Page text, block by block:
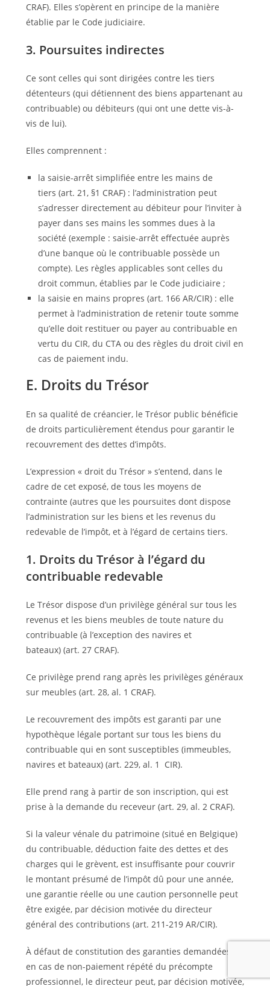
CRAF). Elles s’opèrent en principe de la manière
établie par le Code judiciaire.
3. Poursuites indirectes
Ce sont celles qui sont dirigées contre les tiers
détenteurs (qui détiennent des biens appartenant au
contribuable) ou débiteurs (qui ont une dette vis-à-
vis de lui).
Elles comprennent :
la saisie-arrêt simplifiée entre les mains de
tiers (art. 21, §1 CRAF) : l’administration peut
s’adresser directement au débiteur pour l’inviter à
payer dans ses mains les sommes dues à la
société (exemple : saisie-arrêt effectuée auprès
d’une banque où le contribuable possède un
compte). Les règles applicables sont celles du
droit commun, établies par le Code judiciaire ;
la saisie en mains propres (art. 166 AR/CIR) : elle
permet à l’administration de retenir toute somme
qu’elle doit restituer ou payer au contribuable en
vertu du CIR, du CTA ou des règles du droit civil en
cas de paiement indu.
E. Droits du Trésor
En sa qualité de créancier, le Trésor public bénéficie
de droits particulièrement étendus pour garantir le
recouvrement des dettes d’impôts.
L’expression « droit du Trésor » s’entend, dans le
cadre de cet exposé, de tous les moyens de
contrainte (autres que les poursuites dont dispose
l’administration sur les biens et les revenus du
redevable de l’impôt, et à l’égard de certains tiers.
1. Droits du Trésor à l’égard du
contribuable redevable
Le Trésor dispose d’un privilège général sur tous les
revenus et les biens meubles de toute nature du
contribuable (à l’exception des navires et
bateaux) (art. 27 CRAF).
Ce privilège prend rang après les privilèges généraux
sur meubles (art. 28, al. 1 CRAF).
Le recouvrement des impôts est garanti par une
hypothèque légale portant sur tous les biens du
contribuable qui en sont susceptibles (immeubles,
navires et bateaux) (art. 229, al. 1 CIR).
Elle prend rang à partir de son inscription, qui est
prise à la demande du receveur (art. 29, al. 2 CRAF).
Si la valeur vénale du patrimoine (situé en Belgique)
du contribuable, déduction faite des dettes et des
charges qui le grèvent, est insuffisante pour couvrir
le montant présumé de l’impôt dû pour une année,
une garantie réelle ou une caution personnelle peut
être exigée, par décision motivée du directeur
général des contributions (art. 211-219 AR/CIR).
À défaut de constitution des garanties demandées ou
en cas de non-paiement répété du précompte
professionnel, le directeur peut, par décision motivée,